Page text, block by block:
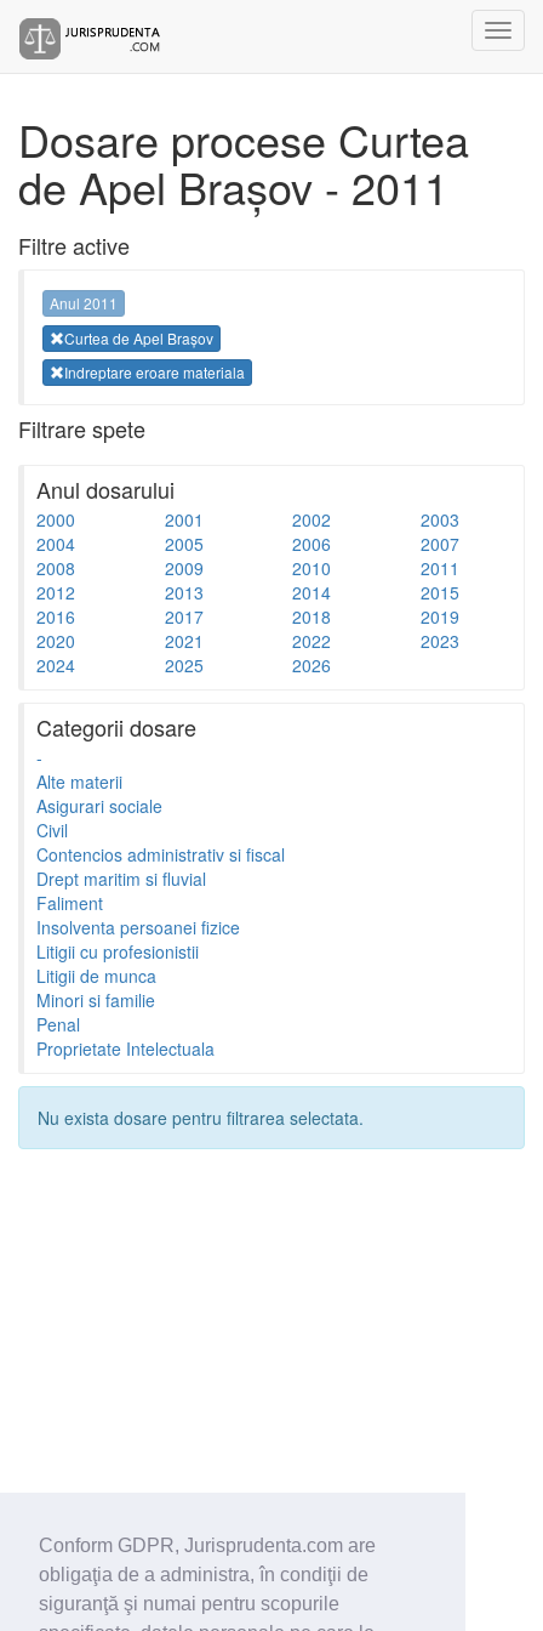
Conform GDPR, Jurisprudenta.com are
obligaţia de a administra, în condiţii de
siguranţă şi numai pentru scopurile
Dosare procese Curtea
de Apel Brașov - 2011
Filtre active
Anul 2011
Curtea de Apel Brașov
Indreptare eroare materiala
Filtrare spete
Anul dosarului
2000 2001 2002
2003
2004
2005 2006
2007
2008
2009 2010
2011
2012
2013 2014
2015
2016
2017 2018
2019
2020
2021 2022
2023
2024
2025 2026
Categorii dosare
-
Alte materii
Asigurari sociale
Civil
Contencios administrativ si fiscal
Drept maritim si fluvial
Faliment
Insolventa persoanei fizice
Litigii cu profesionistii
Litigii de munca
Minori si familie
Penal
Proprietate Intelectuala
Nu exista dosare pentru filtrarea selectata.